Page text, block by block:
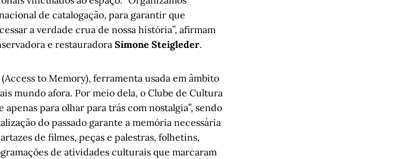
de catalogação, para garantir que
a verdade crua de nossa história”, afirmam
e restauradora Simone Steigleder.
to Memory), ferramenta usada em âmbito
mundo afora. Por meio dela, o Clube de Cultura
para olhar para trás com nostalgia”, sendo
do passado garante a memória necessária
de filmes, peças e palestras, folhetins,
de atividades culturais que marcaram